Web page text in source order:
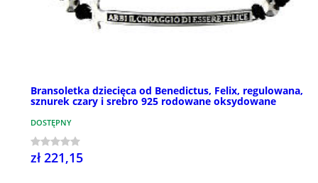
Bransoletka dziecięca od Benedictus, Felix, regulowana,
sznurek czary i srebro 925 rodowane oksydowane
DOSTĘPNY
zł 221,15